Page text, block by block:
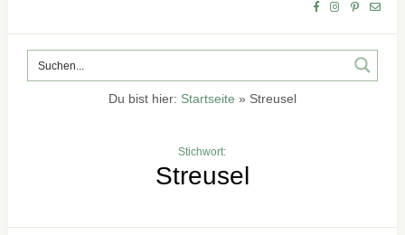
Du bist hier: Startseite » Streusel
Stichwort:
Streusel